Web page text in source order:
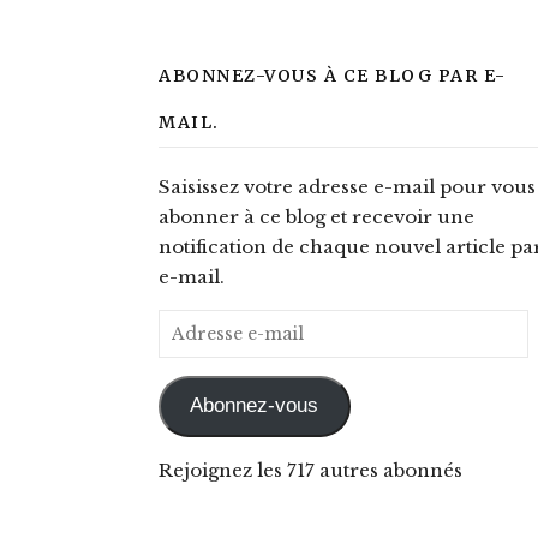
ABONNEZ-VOUS À CE BLOG PAR E-
MAIL.
Saisissez votre adresse e-mail pour vous
abonner à ce blog et recevoir une
notification de chaque nouvel article
e-mail.
Adresse e-mail
Abonnez-vous
Rejoignez les 717 autres abonnés